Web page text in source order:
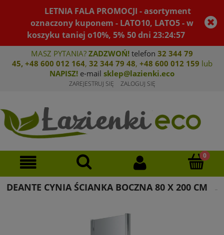
LETNIA FALA PROMOCJI - asortyment
oznaczony kuponem - LATO10, LATO5 - w
koszyku taniej o10%, 5% 50dni23:24:57
MASZ PYTANIA? ZADZWOŃ! telefon 32 344 79
45, +48 600 012 164, 32 344 79 48, +48 600 012 159 lub
NAPISZ! e-mail sklep@lazienki.eco
ZAREJESTRUJ SIĘ ZALOGUJ SIĘ
DEANTE CYNIA ŚCIANKA BOCZNA 80 X 200 CM